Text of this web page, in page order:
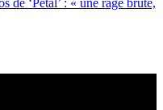
de ‘Petal’ : « une rage brute,